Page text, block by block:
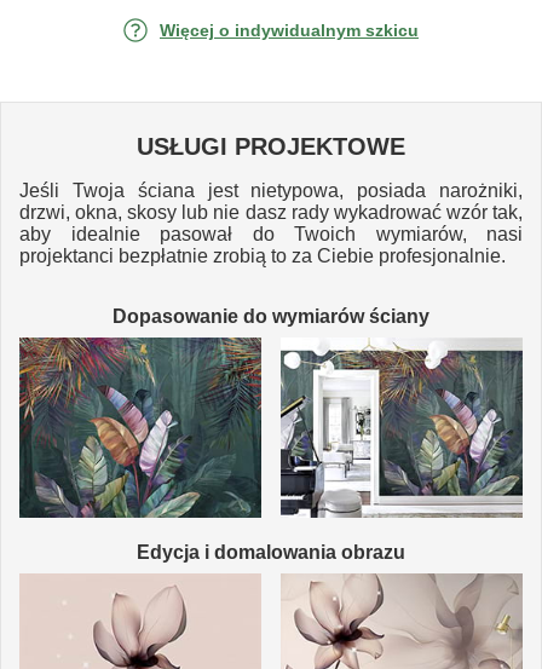
Więcej o indywidualnym szkicu
USŁUGI PROJEKTOWE
Jeśli Twoja ściana jest nietypowa, posiada narożniki,
drzwi, okna, skosy lub nie dasz rady wykadrować wzór tak,
aby idealnie pasował do Twoich wymiarów, nasi
projektanci bezpłatnie zrobią to za Ciebie profesjonalnie.
Dopasowanie do wymiarów ściany
Edycja i domalowania obrazu